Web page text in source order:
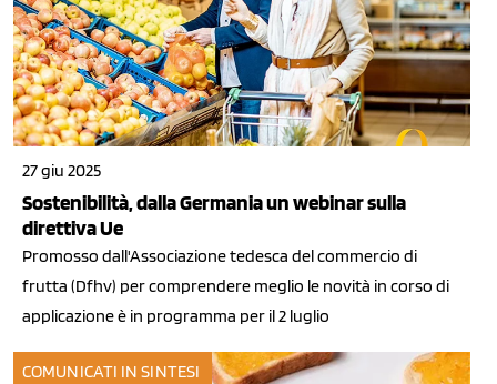
27 giu 2025
Sostenibilità, dalla Germania un webinar sulla
direttiva Ue
Promosso dall'Associazione tedesca del commercio di
frutta (Dfhv) per comprendere meglio le novità in corso di
applicazione è in programma per il 2 luglio
COMUNICATI IN SINTESI